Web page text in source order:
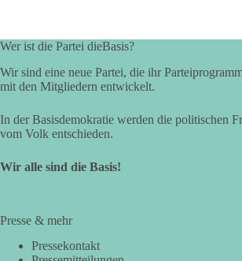
Wer ist die Partei dieBasis?
Wir sind eine neue Partei, die ihr
mit den Mitgliedern entwickelt.
In der Basisdemokratie werden die politischen
vom Volk entschieden.
Wir alle sind die Basis!
Presse & mehr
Pressekontakt